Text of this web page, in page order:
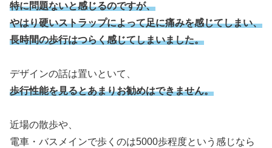
特に問題ないと感じるのですが、
やはり硬いストラップによって足に痛みを感じてしまい、
長時間の歩行はつらく感じてしまいました。
デザインの話は置いといて、
歩行性能を見るとあまりお勧めはできません。
近場の散歩や、
電車・バスメインで歩くのは5000歩程度という感じなら